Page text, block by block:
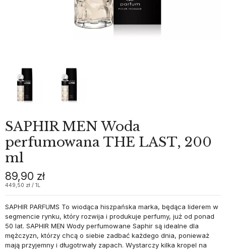
SAPHIR MEN Woda
perfumowana THE LAST, 200
ml
89,90 zł
449,50 zł / 1L
SAPHIR PARFUMS To wiodąca hiszpańska marka, będąca liderem w
segmencie rynku, który rozwija i produkuje perfumy, już od ponad
50 lat. SAPHIR MEN Wody perfumowane Saphir są idealne dla
mężczyzn, którzy chcą o siebie zadbać każdego dnia, ponieważ
mają przyjemny i długotrwały zapach. Wystarczy kilka kropel na